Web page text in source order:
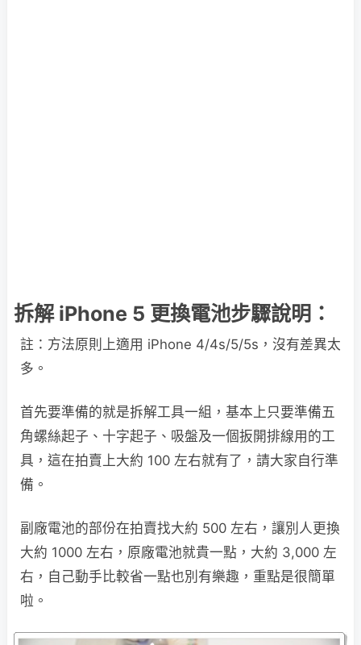
拆解 iPhone 5 更換電池步驟說明：
註：方法原則上適用 iPhone 4/4s/5/5s，沒有差異太
多。
首先要準備的就是拆解工具一組，基本上只要準備五
角螺絲起子、十字起子、吸盤及一個扳開排線用的工
具，這在拍賣上大約 100 左右就有了，請大家自行準
備。
副廠電池的部份在拍賣找大約 500 左右，讓別人更換
大約 1000 左右，原廠電池就貴一點，大約 3,000 左
右，自己動手比較省一點也別有樂趣，重點是很簡單
啦。